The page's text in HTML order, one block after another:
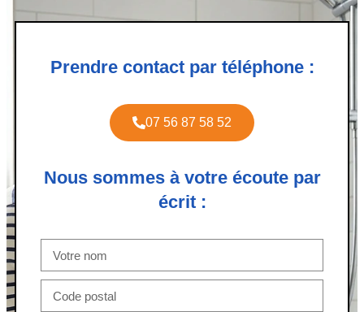
Prendre contact par téléphone :
07 56 87 58 52
Nous sommes à votre écoute par
écrit :